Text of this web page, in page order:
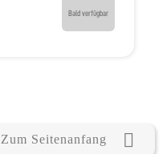
Bald verfügbar
Zum Seitenanfang 